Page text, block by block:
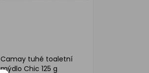
Camay tuhé toaletní
mýdlo Chic 125 g